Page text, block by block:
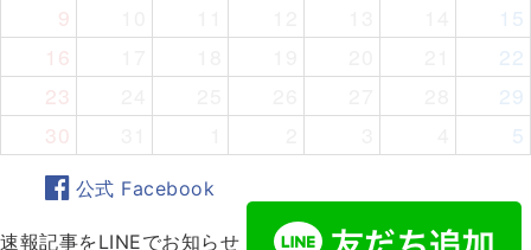
9
15
16
22
23
29
30
5
公式 Facebook
速報記事をLINEでお知らせ